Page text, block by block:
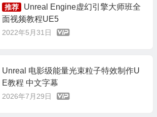
推荐
Unreal Engine虚幻引擎大师班全
面视频教程UE5
2022年5月31日
Unreal 电影级能量光束粒子特效制作U
E教程 中文字幕
2026年7月29日